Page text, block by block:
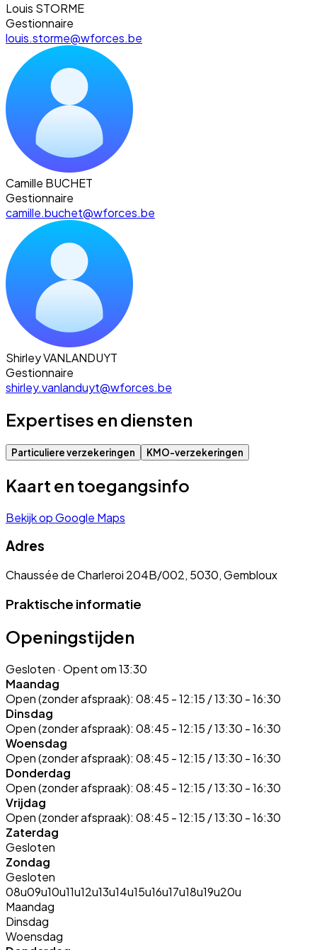
Louis STORME
Gestionnaire
louis.storme@wforces.be
Camille BUCHET
Gestionnaire
camille.buchet@wforces.be
Shirley VANLANDUYT
Gestionnaire
shirley.vanlanduyt@wforces.be
Expertises en diensten
Particuliere verzekeringen KMO-verzekeringen
Kaart en toegangsinfo
Bekijk op Google Maps
Adres
Chaussée de Charleroi 204B/002, 5030, Gembloux
Praktische informatie
Openingstijden
Gesloten · Opent om 13:30
Maandag
Open (zonder afspraak): 08:45 - 12:15 / 13:30 - 16:30
Dinsdag
Open (zonder afspraak): 08:45 - 12:15 / 13:30 - 16:30
Woensdag
Open (zonder afspraak): 08:45 - 12:15 / 13:30 - 16:30
Donderdag
Open (zonder afspraak): 08:45 - 12:15 / 13:30 - 16:30
Vrijdag
Open (zonder afspraak): 08:45 - 12:15 / 13:30 - 16:30
Zaterdag
Gesloten
Zondag
Gesloten
08u09u10u11u12u13u14u15u16u17u18u19u20u
Maandag
Dinsdag
Woensdag